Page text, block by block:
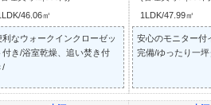
46.06㎡
利なウォークインクローゼッ
付き/浴室乾燥、追い焚き付
/
1LDK/47.99㎡
安心のモニター付
完備/ゆったり一